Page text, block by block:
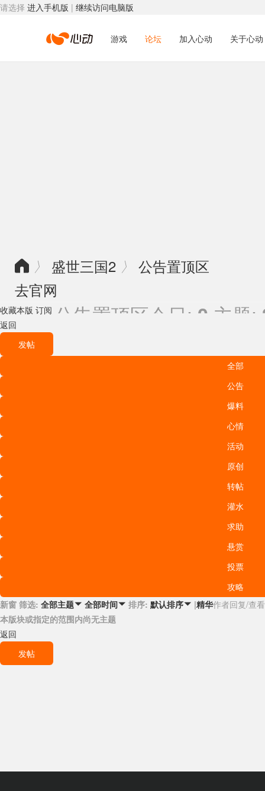
请选择 进入手机版 | 继续访问电脑版
心 游戏 论坛 加入心动 关于心动
 〉 盛世三国2 〉 公告置顶区
去官网
收藏本版 订阅 公告置顶区 今日: 0 主题:
返回
发帖
全部
公告
爆料
心情
活动
原创
转帖
灌水
求助
悬赏
投票
攻略
新窗 筛选: 全部主题 全部时间  排序: 默认排序 |精华作者回复/查看
本版块或指定的范围内尚无主题
返回
发帖